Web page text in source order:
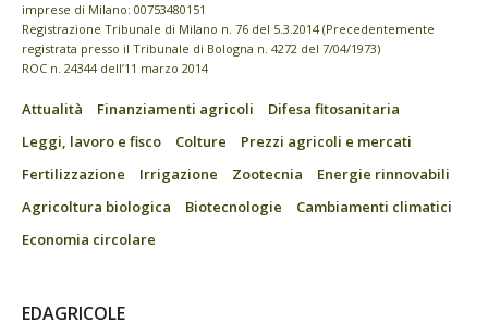
imprese di Milano: 00753480151
Registrazione Tribunale di Milano n. 76 del 5.3.2014 (Precedentemente
registrata presso il Tribunale di Bologna n. 4272 del 7/04/1973)
ROC n. 24344 dell’11 marzo 2014
Attualità Finanziamenti agricoli
Difesa fitosanitaria
Leggi, lavoro e fisco
Colture
Prezzi agricoli e mercati
Fertilizzazione
Irrigazione Zootecnia
Energie rinnovabili
Agricoltura biologica
Biotecnologie
Cambiamenti climatici
Economia circolare
EDAGRICOLE